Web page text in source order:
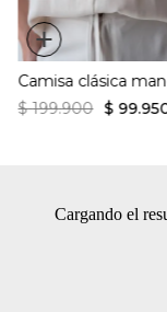
+
Camisa clásica
$ 199.900 $ 99.
Cargando el